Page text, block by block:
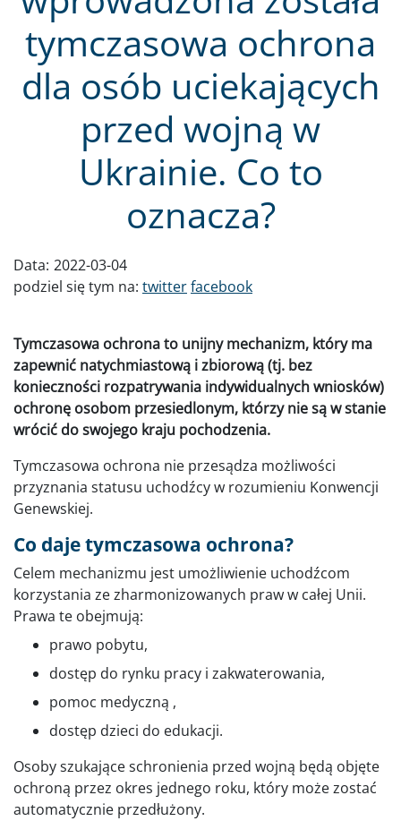
tymczasowa ochrona
dla osób uciekających
przed wojną w
Ukrainie. Co to
oznacza?
Data: 2022-03-04
podziel się tym na: twitterfacebook
Tymczasowa ochrona to unijny mechanizm, który ma
zapewnić natychmiastową i zbiorową (tj. bez
konieczności rozpatrywania indywidualnych wniosków)
ochronę osobom przesiedlonym, którzy nie są w stanie
wrócić do swojego kraju pochodzenia.
Tymczasowa ochrona nie przesądza możliwości
przyznania statusu uchodźcy w rozumieniu Konwencji
Genewskiej.
Co daje tymczasowa ochrona?
Celem mechanizmu jest umożliwienie uchodźcom
korzystania ze zharmonizowanych praw w całej Unii.
Prawa te obejmują:
prawo pobytu,
dostęp do rynku pracy i zakwaterowania,
pomoc medyczną ,
dostęp dzieci do edukacji.
Osoby szukające schronienia przed wojną będą objęte
ochroną przez okres jednego roku, który może zostać
automatycznie przedłużony.